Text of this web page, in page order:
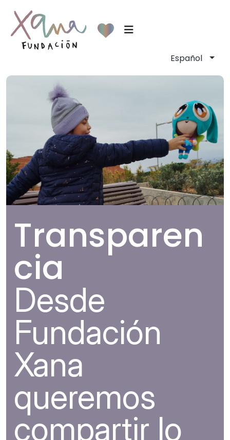
Transparen
cia
Desde
Fundación
Xana
queremos
compartir lo